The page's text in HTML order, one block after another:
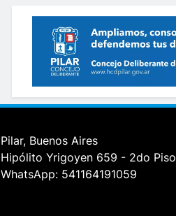
Pilar, Buenos Aires
Hipólito Yrigoyen 659 - 2do Piso
WhatsApp: 541164191059